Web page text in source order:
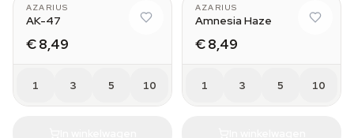
AZARIUS
AK-47
€ 8,49
1 3 5 10
AZARIUS
Amnesia Haze
€ 8,49
1 3 5 10